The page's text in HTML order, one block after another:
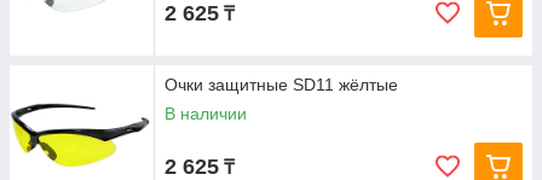
2 625 ₸
Очки защитные SD11 жёлтые
В наличии
2 625 ₸